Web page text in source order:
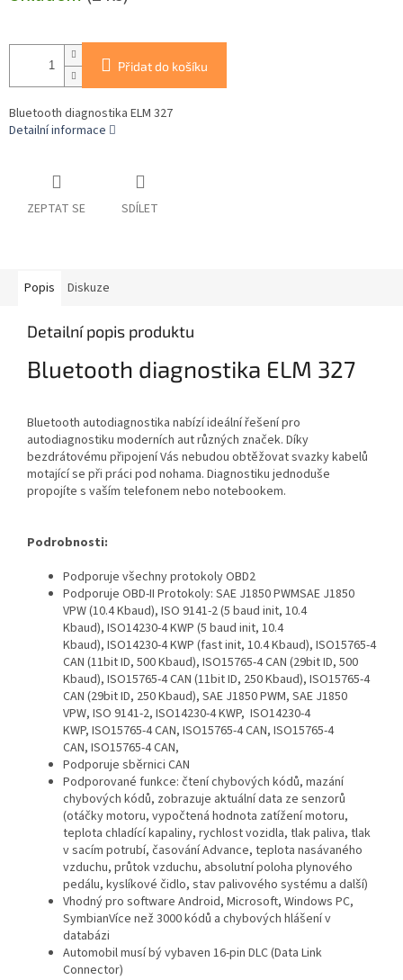
Přidat do košíku
Bluetooth diagnostika ELM 327
Detailní informace
ZEPTAT SE SDÍLET
Popis Diskuze
Detailní popis produktu
Bluetooth diagnostika ELM 327
Bluetooth autodiagnostika nabízí ideální řešení pro
autodiagnostiku moderních aut různých značek. Díky
bezdrátovému připojení Vás nebudou obtěžovat svazky kabelů
motající se při práci pod nohama. Diagnostiku jednoduše
propojíte s vaším telefonem nebo notebookem.
Podrobnosti:
Podporuje všechny protokoly OBD2
Podporuje OBD-II Protokoly: SAE J1850 PWMSAE J1850
VPW (10.4 Kbaud), ISO 9141-2 (5 baud init, 10.4
Kbaud), ISO14230-4 KWP (5 baud init, 10.4
Kbaud), ISO14230-4 KWP (fast init, 10.4 Kbaud), ISO15765-4
CAN (11bit ID, 500 Kbaud), ISO15765-4 CAN (29bit ID, 500
Kbaud), ISO15765-4 CAN (11bit ID, 250 Kbaud), ISO15765-4
CAN (29bit ID, 250 Kbaud), SAE J1850 PWM, SAE J1850
VPW, ISO 9141-2, ISO14230-4 KWP, ISO14230-4
KWP, ISO15765-4 CAN, ISO15765-4 CAN, ISO15765-4
CAN, ISO15765-4 CAN,
Podporuje sběrnici CAN
Podporované funkce: čtení chybových kódů, mazání
chybových kódů, zobrazuje aktuální data ze senzorů
(otáčky motoru, vypočtená hodnota zatížení motoru,
teplota chladící kapaliny, rychlost vozidla, tlak paliva, tlak
v sacím potrubí, časování Advance, teplota nasávaného
vzduchu, průtok vzduchu, absolutní poloha plynového
pedálu, kyslíkové čidlo, stav palivového systému a další)
Vhodný pro software Android, Microsoft, Windows PC,
SymbianVíce než 3000 kódů a chybových hlášení v
databázi
Automobil musí bý vybaven 16-pin DLC (Data Link
Connector)